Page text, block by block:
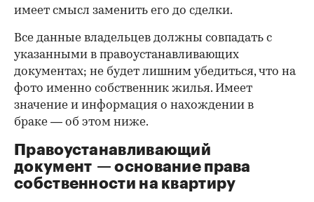
имеет смысл заменить его до сделки.
00:00 / 00:00
Все данные владельцев должны совпадать с
указанными в правоустанавливающих
документах; не будет лишним убедиться, что на
фото именно собственник жилья. Имеет
значение и информация о нахождении в
браке — об этом ниже.
Правоустанавливающий
документ — основание права
собственности на квартиру